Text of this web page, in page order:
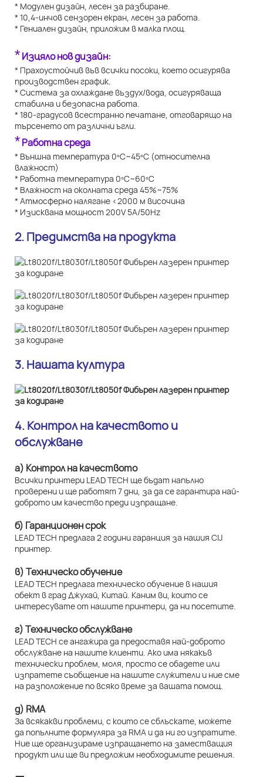
* Модулен дизайн, лесен за разбиране.
* 10,4-инчов сензорен екран, лесен за работа.
* Гениален дизайн, приложим в малка площ.
*Изцяло нов дизайн:
* Прахоустойчив във всички посоки, което осигурява
производствен график.
* Система за охлаждане въздух/вода, осигуряваща
стабилна и безопасна работа.
* 180-градусов всестранно печатане, отговарящо на
търсенето от различни ъгли.
*Работна среда
* Външна температура 0ºC~45ºC (относителна
влажност)
* Работна температура 0ºC~60ºC
* Влажност на околната среда 45%~75%
* Атмосферно налягане <2000 м височина
* Изисквана мощност 200V 5A/50Hz
2. Предимства на продукта
3. Нашата култура
4. Контрол на качеството и
обслужване
а) Контрол на качеството
Всички принтери LEAD TECH ще бъдат напълно
проверени и ще работят 7 дни, за да се гарантира най-
доброто им качество преди изпращане.
б) Гаранционен срок
LEAD TECH предлага 2 години гаранция за нашия CIJ
принтер.
в) Техническо обучение
LEAD TECH предлага техническо обучение в нашия
обект в град Джухай, Китай. Каним ви, които се
интересувате от нашите принтери, да ни посетите.
г) Техническо обслужване
LEAD TECH се ангажира да предоставя най-доброто
обслужване на нашите клиенти. Ако има някакъв
технически проблем, моля, просто се обадете или
изпратете съобщение на нашите служители и ние сме
на разположение по всяко време за вашата помощ.
д) RMA
За всякакви проблеми, с които се сблъскате, можете
да попълните формуляра за RMA и да ни го изпратите.
Ние ще организираме изпращането на заместващия
продукт или ще ви предложим необходимите решения.